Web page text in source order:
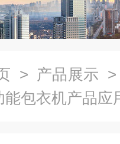
> 产品展示
包衣机产品应